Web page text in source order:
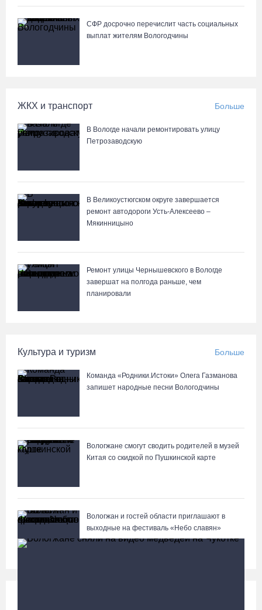
СФР досрочно перечислит часть социальных
выплат жителям Вологодчины
ЖКХ и транспорт Больше
В Вологде начали ремонтировать улицу
Петрозаводскую
В Великоустюгском округе завершается
ремонт автодороги Усть-Алексеево –
Мякинницыно
Ремонт улицы Чернышевского в Вологде
завершат на полгода раньше, чем
планировали
Культура и туризм Больше
Команда «Родники.Истоки» Олега Газманова
запишет народные песни Вологодчины
Вологжане смогут сводить родителей в музей
Китая со скидкой по Пушкинской карте
Вологжан и гостей области приглашают в
выходные на фестиваль «Небо славян»